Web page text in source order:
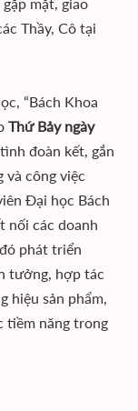
mặt, giao
Thầy, Cô tại
“Bách Khoa
Thứ Bảy ngày
đoàn kết, gắn
và công việc
Đại học Bách
nối các doanh
phát triển
tưởng, hợp tác
hiệu sản phẩm,
tiềm năng trong